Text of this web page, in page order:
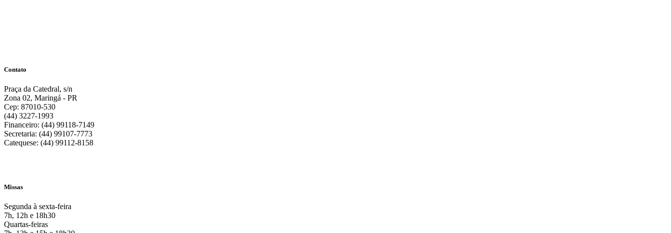
Contato
Praça da Catedral, s/n
Zona 02, Maringá - PR
Cep: 87010-530
(44) 3227-1993
Financeiro: (44) 99118-7149
Secretaria: (44) 99107-7773
Catequese: (44) 99112-8158
Missas
Segunda à sexta-feira
7h, 12h e 18h30
Quartas-feiras